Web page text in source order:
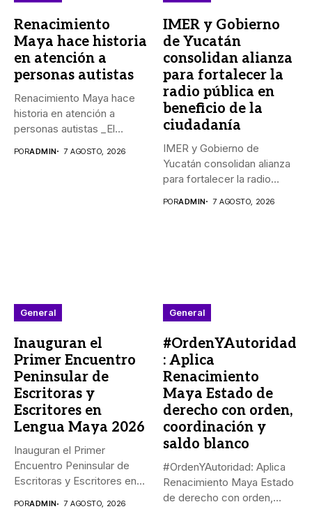
Renacimiento
Maya hace historia
en atención a
personas autistas
Renacimiento Maya hace
historia en atención a
personas autistas _El
PORADMIN 7 AGOSTO, 2026
IMER y Gobierno
de Yucatán
consolidan alianza
para fortalecer la
radio pública en
beneficio de la
ciudadanía
IMER y Gobierno de
Yucatán consolidan alianza
para fortalecer la radio
PORADMIN 7 AGOSTO, 2026
General
Inauguran el
Primer Encuentro
Peninsular de
Escritoras y
Escritores en
Lengua Maya 2026
Inauguran el Primer
Encuentro Peninsular de
Escritoras y Escritores en
PORADMIN 7 AGOSTO, 2026
General
#OrdenYAutoridad
: Aplica
Renacimiento
Maya Estado de
derecho con orden,
coordinación y
saldo blanco
#OrdenYAutoridad: Aplica
Renacimiento Maya Estado
de derecho con orden,